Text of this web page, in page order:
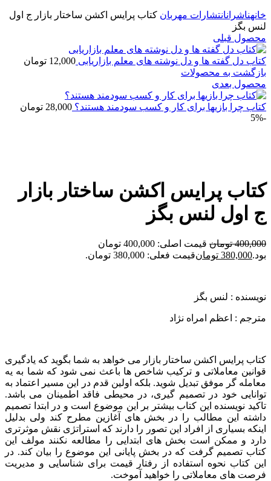
خانهناشرانانتشارات مهربان کتاب پرایس اکشن ساختار بازار ج اول
لنس بگز
محصول قبلی
کتاب دل گفته ها و دل نوشته های معلم بازاریابی 12,000 تومان
بازگشت به محصولات
محصول بعدی
کتاب چرا بازیها برای کار و کسب سودمند هستند؟ 28,000 تومان
-5%
کتاب پرایس اکشن ساختار بازار
ج اول لنس بگز
400,000 تومان
قیمت اصلی: 400,000 تومان
بود.380,000 تومانقیمت فعلی: 380,000 تومان.
نویسنده : لنس بگز
مترجم : اعظم امراه نژاد
کتاب پرایس اکشن ساختار بازار می خواهد به شما بگوید که یادگیری
قوانین معاملاتی و ترکیب شاخص ها باعث نمی شود که شما به یه
معامله گر موفق تبدیل شوید. بلکه اولین قدم در این مسیر اعتماد به
توانایی خود در تصمیم گیری، در محیطی فاقد اطمینان می باشد.
تاکید نویسنده این کتاب بیشتر بر این موضوع است و در ابتدا تصمیم
داشته این مطالب را در بخش های آغازین مطرح کند ولی بدلیل
اینکه بسیاری از افراد این تصور را دارند که استراتژی نقش موثرتری
دارد و ممکن است بخش های ابتدایی را مطالعه نکنند مولف این
کتاب تصمیم گرفت که در بخش پایانی این موضوع را بیان کند. در
این کتاب نحوه استفاده از رفتار قیمت برای شناسایی و مدیریت
فرصت های معاملاتی را خواهید آموخت.